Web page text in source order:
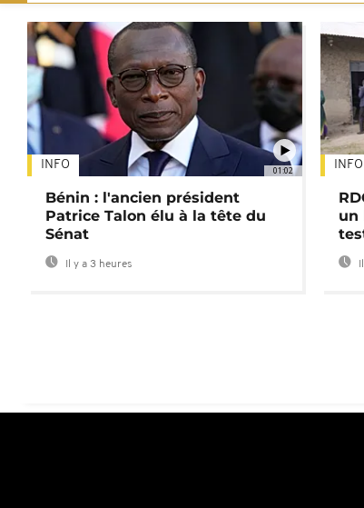
01:02
INFO
Bénin : l'ancien président
Patrice Talon élu à la tête du
Sénat
Il y a 3 heures
INFO
un